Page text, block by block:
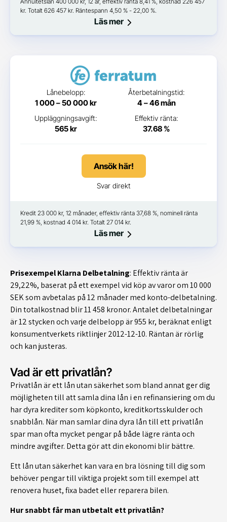
kr. Totalt 626 457 kr. Räntespann 4,50 % - 22,00 %.
Läs mer
Lånebelopp:
1 000 – 50 000 kr
Återbetalningstid:
4 – 46 mån
Uppläggningsavgift:
565 kr
Effektiv ränta:
37.68 %
Ansök här!
Svar direkt
Kredit 23 000 kr, 12 månader, effektiv ränta 37,68 %, nominell ränta
21,99 %, kostnad 4 014 kr. Totalt 27 014 kr.
Läs mer
Prisexempel Klarna Delbetalning: Effektiv ränta är
29,22%, baserat på ett exempel vid köp av varor om 10 000
SEK som avbetalas på 12 månader med konto-delbetalning.
Din totalkostnad blir 11 458 kronor. Antalet delbetalningar
är 12 stycken och varje delbelopp är 955 kr, beräknat enligt
konsumentverkets riktlinjer 2012-12-10. Räntan är rörlig
och kan justeras.
Vad är ett privatlån?
Privatlån är ett lån utan säkerhet som bland annat ger dig
möjligheten till att samla dina lån i en refinansiering om du
har dyra krediter som köpkonto, kreditkortsskulder och
snabblån. När man samlar dina dyra lån till ett privatlån
spar man ofta mycket pengar på både lägre ränta och
mindre avgifter. Detta gör att din ekonomi blir bättre.
Ett lån utan säkerhet kan vara en bra lösning till dig som
behöver pengar till viktiga projekt som till exempel att
renovera huset, fixa badet eller reparera bilen.
Hur snabbt får man utbetalt ett privatlån?